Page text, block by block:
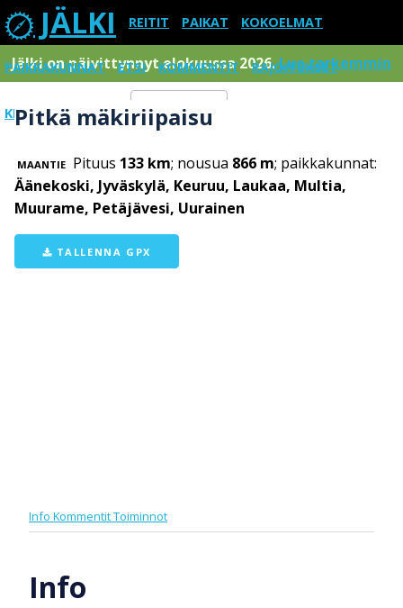
JÄLKI REITIT PAIKAT KOKOELMAT
PAIKKAKUNNAT ETSI KOMMENTIT RAJOITUKSET
KIRJAUDU SISÄÄN Menu
Jälki on päivittynnyt elokuussa 2026.Lue tarkemmin
Pitkä mäkiriipaisu
MAANTIE Pituus 133 km; nousua 866 m; paikkakunnat:
Äänekoski, Jyväskylä, Keuruu, Laukaa, Multia,
Muurame, Petäjävesi, Uurainen
TALLENNA GPX
Info KommentitToiminnot
Info